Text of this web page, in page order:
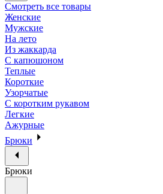
Смотреть все товары
Женские
Мужские
На лето
Из жаккарда
С капюшоном
Теплые
Короткие
Узорчатые
С коротким рукавом
Легкие
Ажурные
Брюки
Брюки